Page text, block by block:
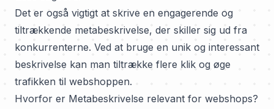
Det er også vigtigt at skrive en engagerende og
tiltrækkende metabeskrivelse, der skiller sig ud fra
konkurrenterne. Ved at bruge en unik og interessant
beskrivelse kan man tiltrække flere klik og øge
trafikken til webshoppen.
Hvorfor er Metabeskrivelse relevant for webshops?